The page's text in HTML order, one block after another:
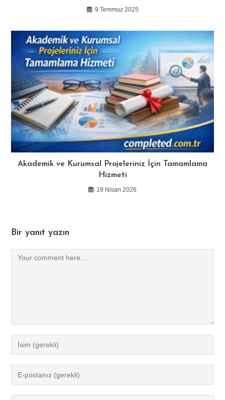
9 Temmuz 2025
Akademik ve Kurumsal Projeleriniz İçin Tamamlama
Hizmeti
19 Nisan 2026
Bir yanıt yazın
Comment
Enter
your
name
Enter
your
email